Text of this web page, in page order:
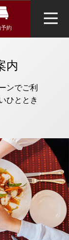
予約
内
ンでご利
ひととき